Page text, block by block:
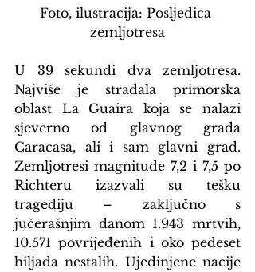
Foto, ilustracija: Posljedica
zemljotresa
U 39 sekundi dva zemljotresa.
Najviše je stradala primorska
oblast La Guaira koja se nalazi
sjeverno od glavnog grada
Caracasa, ali i sam glavni grad.
Zemljotresi magnitude 7,2 i 7,5 po
Richteru izazvali su tešku
tragediju – zaključno s
jučerašnjim danom 1.943 mrtvih,
10.571 povrijeđenih i oko pedeset
hiljada nestalih. Ujedinjene nacije